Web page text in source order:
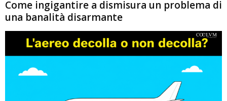
Come ingigantire a dismisura un problema di
una banalità disarmante